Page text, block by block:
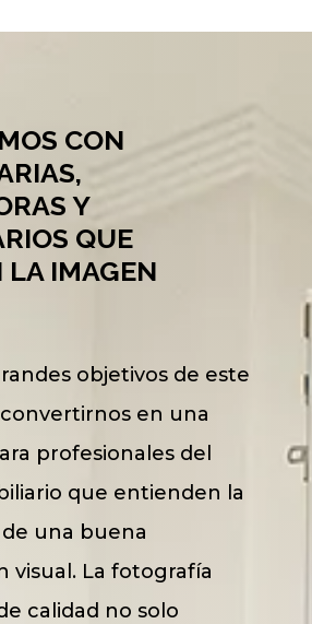
CON
Y
QUE
LA IMAGEN
objetivos de este
en una
profesionales del
que entienden la
una buena
visual. La fotografía
calidad no solo